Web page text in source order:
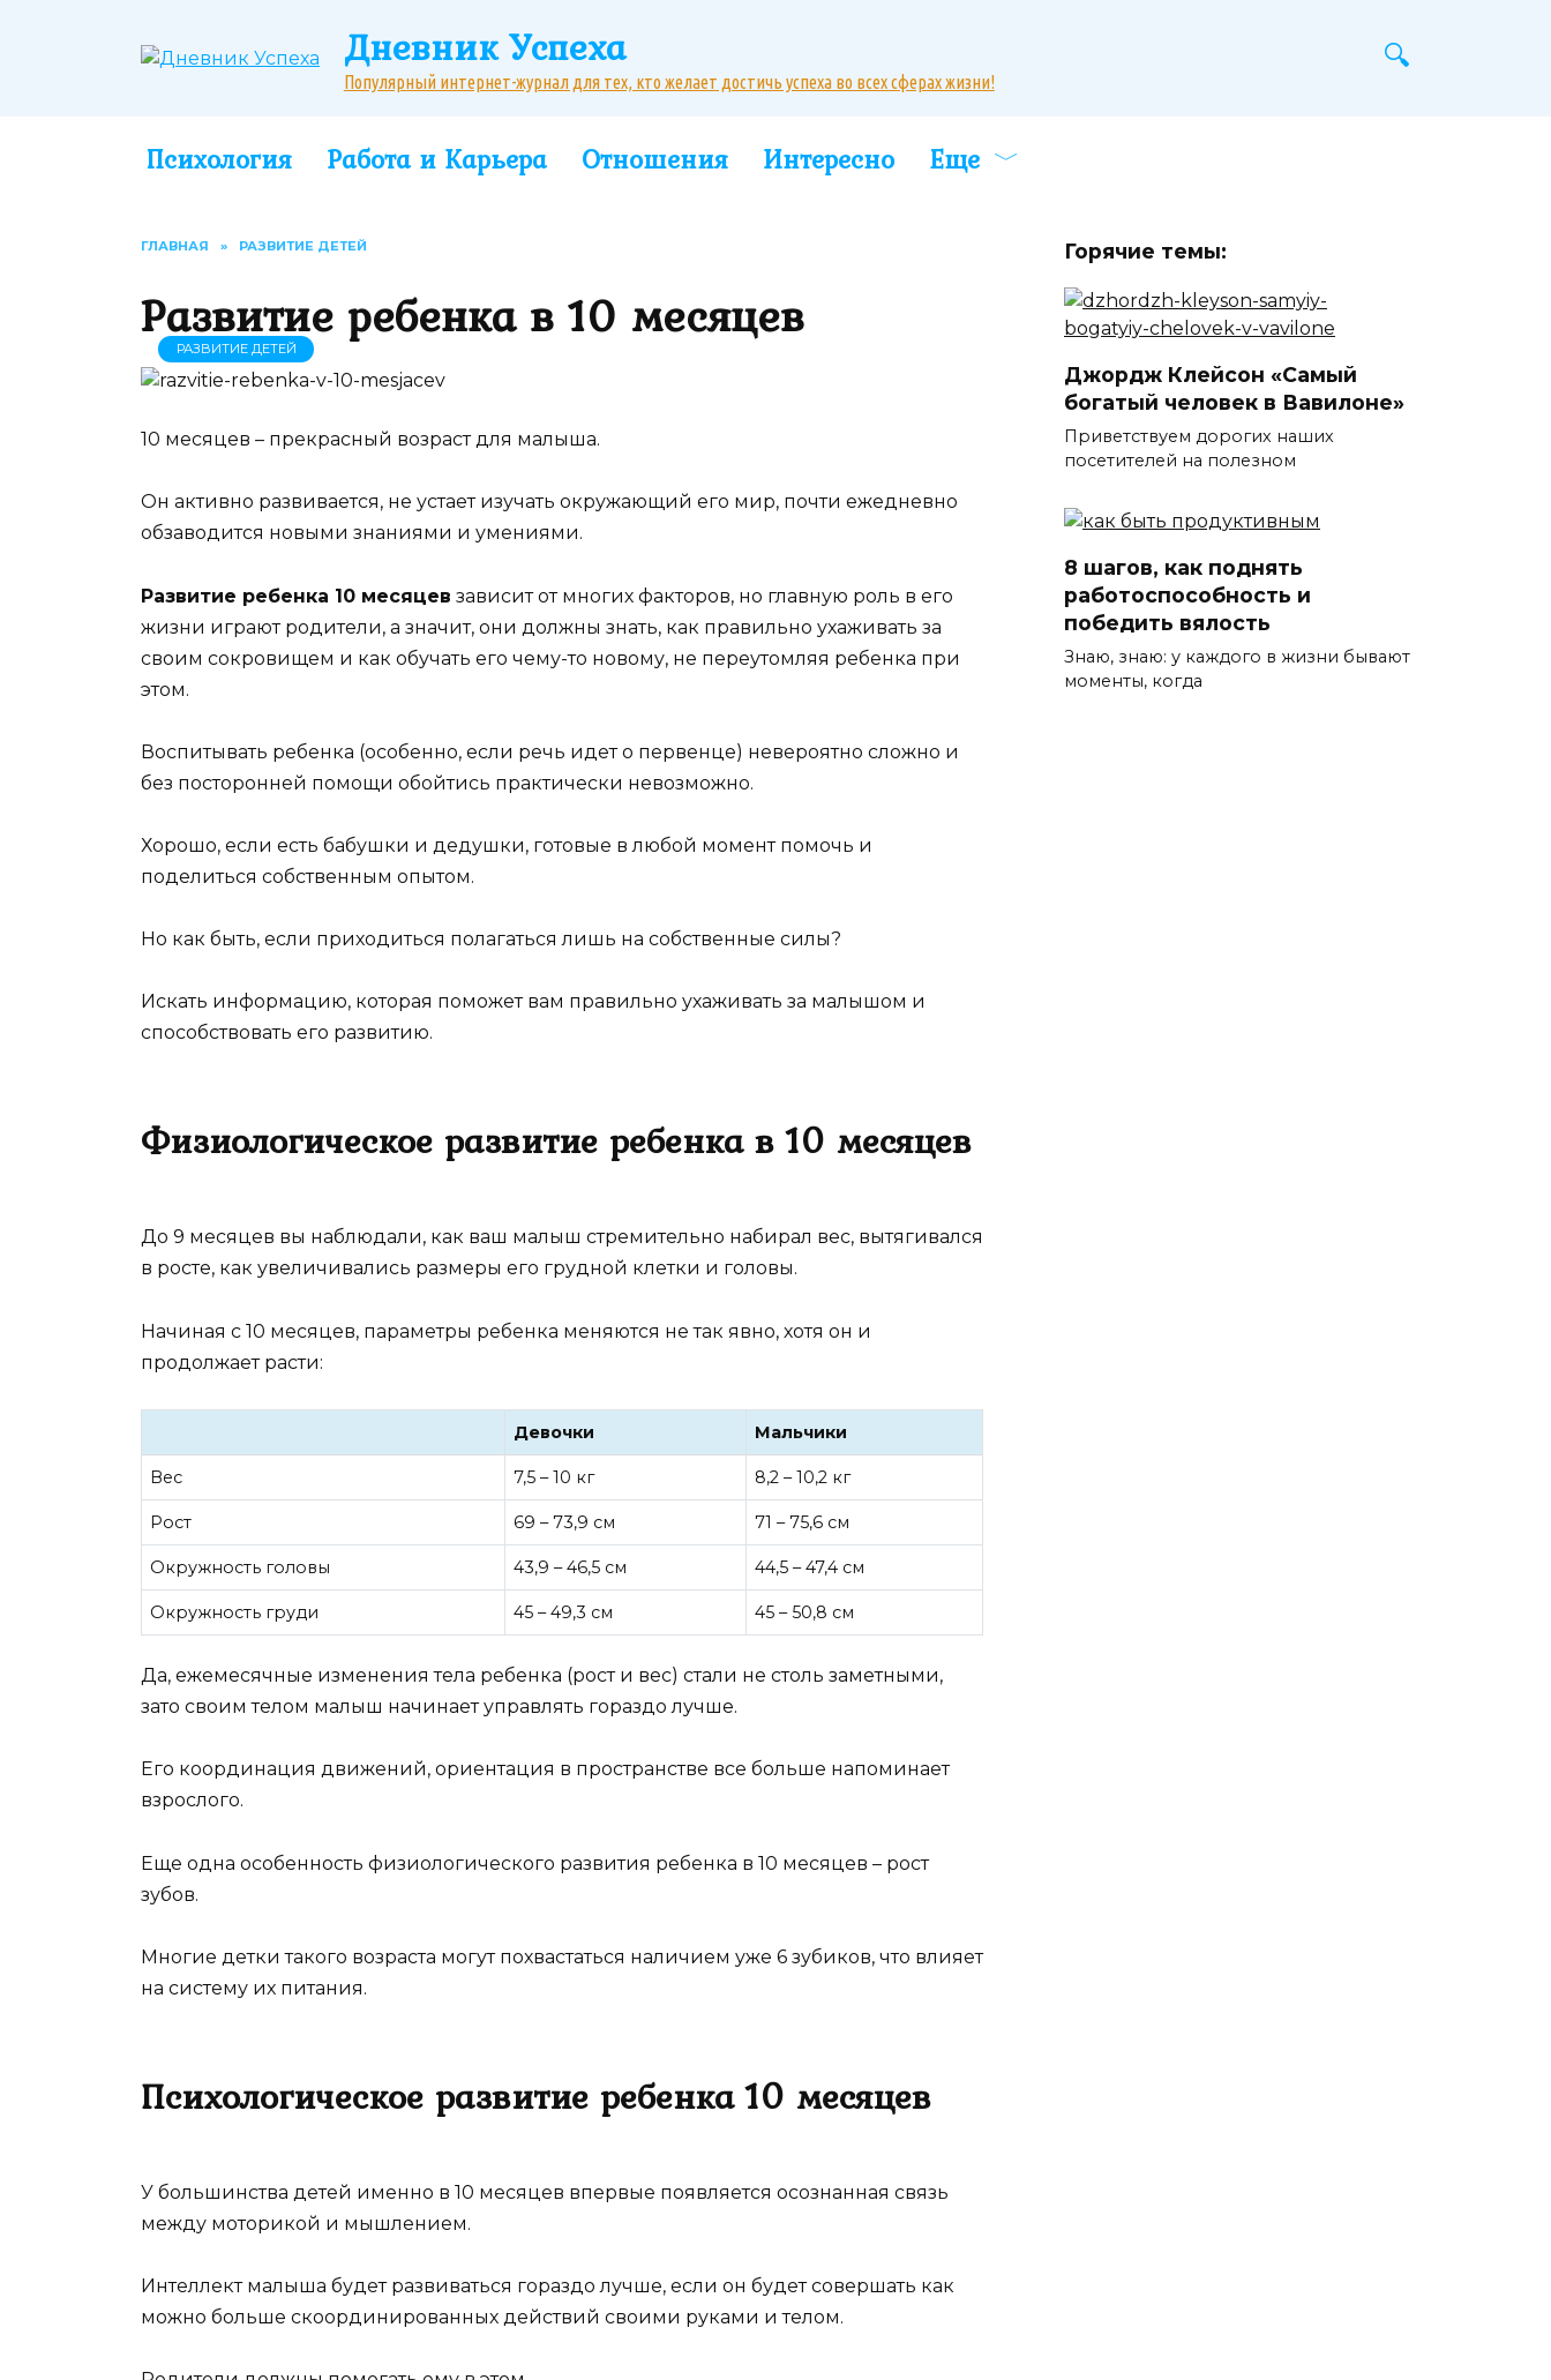
Дневник Успеха
Популярный интернет-журнал для тех, кто желает достичь успеха во всех сферах жизни!
Психология Работа и Карьера Отношения Интересно Еще
ГЛАВНАЯ » РАЗВИТИЕ ДЕТЕЙ
Развитие ребенка в 10 месяцев
РАЗВИТИЕ ДЕТЕЙ
10 месяцев – прекрасный возраст для малыша.
Он активно развивается, не устает изучать окружающий его мир, почти ежедневно
обзаводится новыми знаниями и умениями.
Развитие ребенка 10 месяцев зависит от многих факторов, но главную роль в его
жизни играют родители, а значит, они должны знать, как правильно ухаживать за
своим сокровищем и как обучать его чему-то новому, не переутомляя ребенка при
этом.
Воспитывать ребенка (особенно, если речь идет о первенце) невероятно сложно и
без посторонней помощи обойтись практически невозможно.
Хорошо, если есть бабушки и дедушки, готовые в любой момент помочь и
поделиться собственным опытом.
Но как быть, если приходиться полагаться лишь на собственные силы?
Искать информацию, которая поможет вам правильно ухаживать за малышом и
способствовать его развитию.
Физиологическое развитие ребенка в 10 месяцев
До 9 месяцев вы наблюдали, как ваш малыш стремительно набирал вес, вытягивался
в росте, как увеличивались размеры его грудной клетки и головы.
Начиная с 10 месяцев, параметры ребенка меняются не так явно, хотя он и
продолжает расти:
Девочки Мальчики
Вес 7,5 – 10 кг 8,2 – 10,2 кг
Рост 69 – 73,9 см 71 – 75,6 см
Окружность головы 43,9 – 46,5 см 44,5 – 47,4 см
Окружность груди 45 – 49,3 см 45 – 50,8 см
Да, ежемесячные изменения тела ребенка (рост и вес) стали не столь заметными,
зато своим телом малыш начинает управлять гораздо лучше.
Его координация движений, ориентация в пространстве все больше напоминает
взрослого.
Еще одна особенность физиологического развития ребенка в 10 месяцев – рост
зубов.
Многие детки такого возраста могут похвастаться наличием уже 6 зубиков, что влияет
на систему их питания.
Психологическое развитие ребенка 10 месяцев
У большинства детей именно в 10 месяцев впервые появляется осознанная связь
между моторикой и мышлением.
Интеллект малыша будет развиваться гораздо лучше, если он будет совершать как
можно больше скоординированных действий своими руками и телом.
Горячие темы:
Джордж Клейсон «Самый
богатый человек в Вавилоне»
Приветствуем дорогих наших
посетителей на полезном
8 шагов, как поднять
работоспособность и
победить вялость
Знаю, знаю: у каждого в жизни бывают
моменты, когда